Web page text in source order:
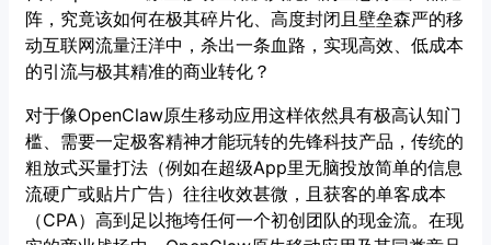
阵，究竟该如何在极其碎片化、高度封闭且壁垒森严的移
动互联网流量汪洋中，杀出一条血路，实现高效、低成本
的引流与极其精准的商业转化？
对于像OpenClaw原生移动应用这样依然具有极高认知门
槛、需要一定极客精神才能玩转的先锋科技产品，传统的
粗放式买量打法（例如在超级App里无脑投放简单的信息
流硬广或贴片广告）往往收效甚微，且获客的单客成本
（CPA）高到足以拖垮任何一个初创团队的现金流。在现